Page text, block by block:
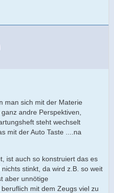
man sich mit der Materie
andre Perspektiven,
steht wechselt
mit der Auto Taste ....na
ist auch so konstruiert das es
stinkt, da wird z.B. so weit
aber unnötige
mit dem Zeugs viel zu